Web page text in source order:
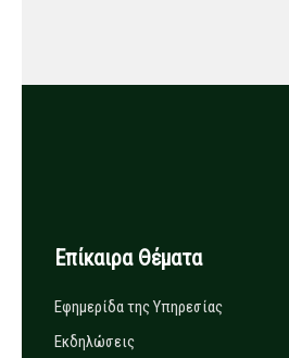
Επίκαιρα Θέματα
Εφημερίδα της Υπηρεσίας
Εκδηλώσεις